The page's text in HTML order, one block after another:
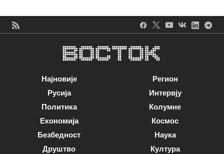
Најновије
Русија
Политика
Економија
Безбедност
Друштво
Регион
Интервју
Колумне
Космос
Наука
Култура